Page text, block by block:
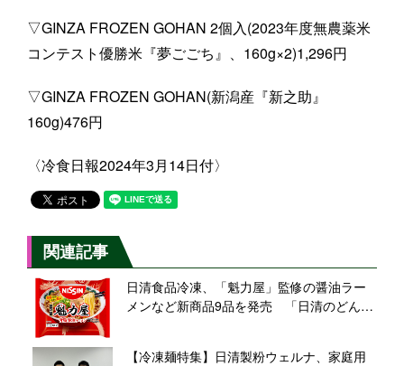
▽GINZA FROZEN GOHAN 2個入(2023年度無農薬米
コンテスト優勝米『夢ごごち』、160g×2)1,296円
▽GINZA FROZEN GOHAN(新潟産『新之助』
160g)476円
〈冷食日報2024年3月14日付〉
関連記事
日清食品冷凍、「魁力屋」監修の醤油ラー
メンなど新商品9品を発売 「日清のどん兵
【冷凍麺特集】日清製粉ウェルナ、家庭用